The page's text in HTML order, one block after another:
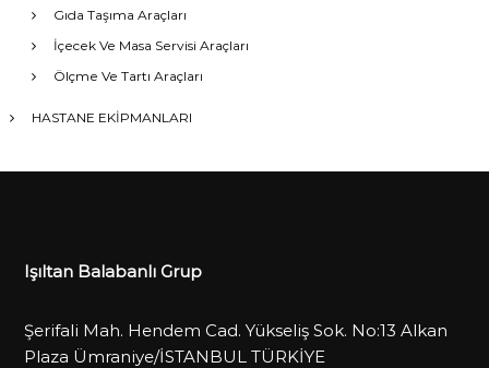
Gıda Taşıma Araçları
İçecek Ve Masa Servisi Araçları
Ölçme Ve Tartı Araçları
HASTANE EKİPMANLARI
Işıltan Balabanlı Grup
Şerifali Mah. Hendem Cad. Yükseliş Sok. No:13 Alkan
Plaza Ümraniye/İSTANBUL TÜRKİYE